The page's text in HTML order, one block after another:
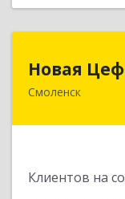
Новая
Смоленск
Клиентов на
214018,